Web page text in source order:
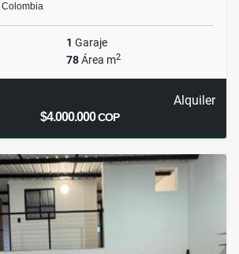
Colombia
1 Garaje
78Área m2
Alquiler
$4.000.000COP